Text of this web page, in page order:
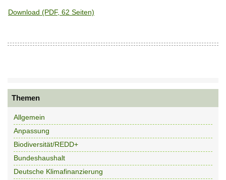
Download (PDF, 62 Seiten)
Themen
Allgemein
Anpassung
Biodiversität/REDD+
Bundeshaushalt
Deutsche Klimafinanzierung